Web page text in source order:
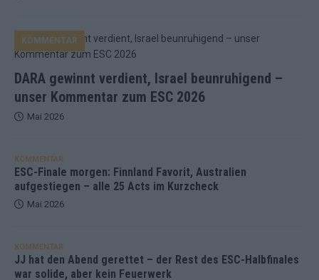
DARA gewinnt verdient, Israel beunruhigend –
unser Kommentar zum ESC 2026
KOMMENTAR
Mai 2026
KOMMENTAR
ESC-Finale morgen: Finnland Favorit, Australien
aufgestiegen – alle 25 Acts im Kurzcheck
Mai 2026
KOMMENTAR
JJ hat den Abend gerettet – der Rest des ESC-Halbfinales
war solide, aber kein Feuerwerk